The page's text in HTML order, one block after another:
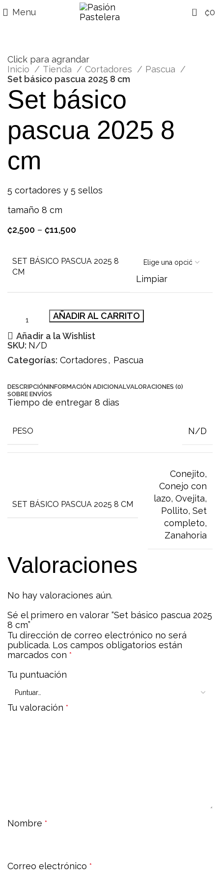
Menu 0 ₡0
Click para agrandar
Inicio
Tienda Cortadores
Pascua
Set básico pascua 2025 8 cm
Set básico
pascua 2025 8
cm
5 cortadores y 5 sellos
tamaño 8 cm
₡2,500 – ₡11,500
SET BÁSICO PASCUA 2025 8
CM
Limpiar
AÑADIR AL CARRITO
Añadir a la Wishlist
SKU: N/D
Categorías: Cortadores, Pascua
DESCRIPCIÓNINFORMACIÓN ADICIONALVALORACIONES (0)
SOBRE ENVÍOS
Tiempo de entregar 8 dias
PESO N/D
SET BÁSICO PASCUA 2025 8 CM
Conejito,
Conejo con
lazo, Ovejita,
Pollito, Set
completo,
Zanahoria
Valoraciones
No hay valoraciones aún.
Sé el primero en valorar “Set básico pascua 2025
8 cm”
Tu dirección de correo electrónico no será
publicada. Los campos obligatorios están
marcados con *
Tu puntuación
Tu valoración *
Nombre *
Correo electrónico *